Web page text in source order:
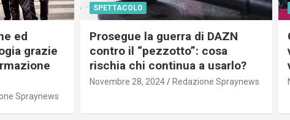
ed
grazie
Spraynews
SPETTACOLO
Prosegue la guerra di DAZN
contro il “pezzotto”: cosa
rischia chi continua a usarlo?
Novembre 28, 2024 Redazione Spraynews